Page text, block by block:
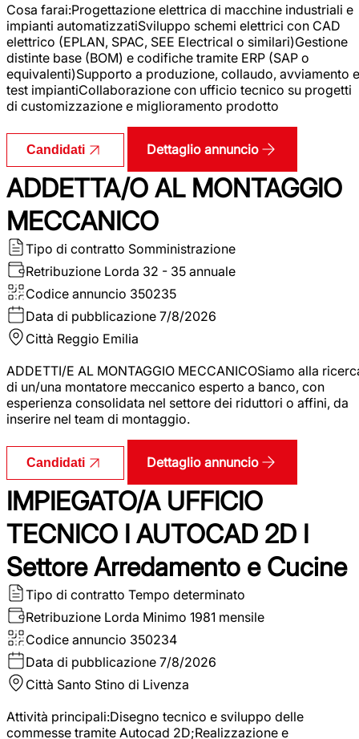
Cosa farai:Progettazione elettrica di macchine industriali e
impianti automatizzatiSviluppo schemi elettrici con CAD
elettrico (EPLAN, SPAC, SEE Electrical o similari)Gestione
distinte base (BOM) e codifiche tramite ERP (SAP o
equivalenti)Supporto a produzione, collaudo, avviamento e
test impiantiCollaborazione con ufficio tecnico su progetti
di customizzazione e miglioramento prodotto
Candidati Dettaglio annuncio
ADDETTA/O AL MONTAGGIO
MECCANICO
Tipo di contratto Somministrazione
Retribuzione Lorda 32 - 35 annuale
Codice annuncio 350235
Data di pubblicazione 7/8/2026
Città Reggio Emilia
ADDETTI/E AL MONTAGGIO MECCANICOSiamo alla
di un/una montatore meccanico esperto a banco, con
esperienza consolidata nel settore dei riduttori o affini, da
inserire nel team di montaggio.
Candidati Dettaglio annuncio
IMPIEGATO/A UFFICIO
TECNICO I AUTOCAD 2D I
Settore Arredamento e Cucine
Tipo di contratto Tempo determinato
Retribuzione Lorda Minimo 1981 mensile
Codice annuncio 350234
Data di pubblicazione 7/8/2026
Città Santo Stino di Livenza
Attività principali:Disegno tecnico e sviluppo delle
commesse tramite Autocad 2D;Realizzazione e